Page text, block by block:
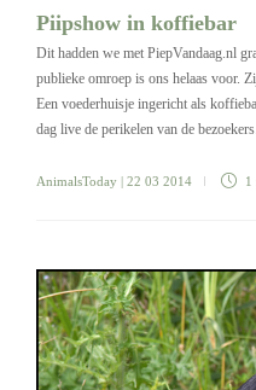
Piipshow in koffiebar
Dit hadden we met PiepVandaag.nl
publieke omroep is ons helaas voor.
Een voederhuisje ingericht als
dag live de perikelen van de
AnimalsToday | 22 03 2014 1